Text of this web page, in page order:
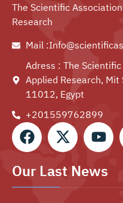
The Scientific
Research
Mail
Adress : The
Applied Research, Mit
11012, Egypt
+201559762899⁩
Our Last News